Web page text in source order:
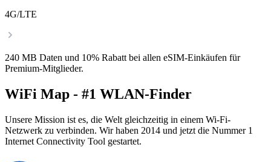
4G/LTE
240 MB Daten und 10% Rabatt bei allen eSIM-Einkäufen für
Premium-Mitglieder.
WiFi Map - #1 WLAN-Finder
Unsere Mission ist es, die Welt gleichzeitig in einem Wi-Fi-
Netzwerk zu verbinden. Wir haben 2014 und jetzt die Nummer 1
Internet Connectivity Tool gestartet.